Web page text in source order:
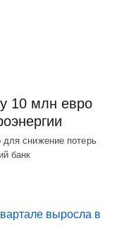
10 млн евро
снижение потерь
банк